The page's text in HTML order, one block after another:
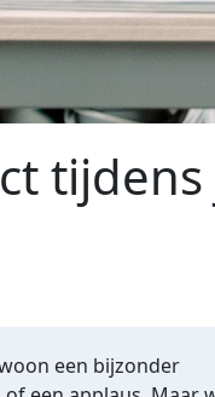
tijdens
een bijzonder